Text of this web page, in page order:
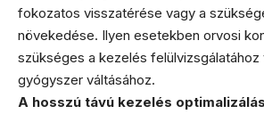
fokozatos visszatérése vagy a
növekedése. Ilyen esetekben orvosi
szükséges a kezelés felülvizsgálatához
gyógyszer váltásához.
A hosszú távú kezelés